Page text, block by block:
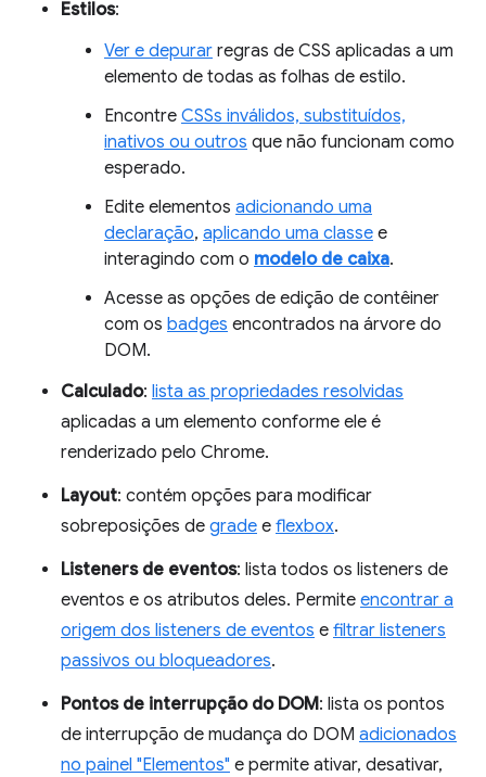
Estilos:
Ver e depurar regras de CSS aplicadas a um
elemento de todas as folhas de estilo.
Encontre CSSs inválidos, substituídos,
inativos ou outros que não funcionam como
esperado.
Edite elementos adicionando uma
declaração, aplicando uma classe e
interagindo com o modelo de caixa.
Acesse as opções de edição de contêiner
com os badges encontrados na árvore do
DOM.
Calculado: lista as propriedades resolvidas
aplicadas a um elemento conforme ele é
renderizado pelo Chrome.
Layout: contém opções para modificar
sobreposições de grade e flexbox.
Listeners de eventos: lista todos os listeners de
eventos e os atributos deles. Permite encontrar a
origem dos listeners de eventos e filtrar listeners
passivos ou bloqueadores.
Pontos de interrupção do DOM: lista os pontos
de interrupção de mudança do DOM adicionados
no painel "Elementos" e permite ativar, desativar,